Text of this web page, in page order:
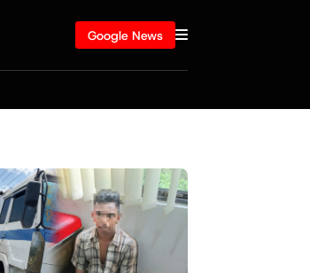
Google News